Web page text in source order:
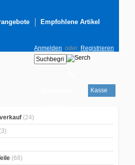
Empfohlene Artikel
Anmelden oder Registrieren
Kasse
(24)
(3)
(68)